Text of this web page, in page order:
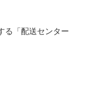
る「配送センター